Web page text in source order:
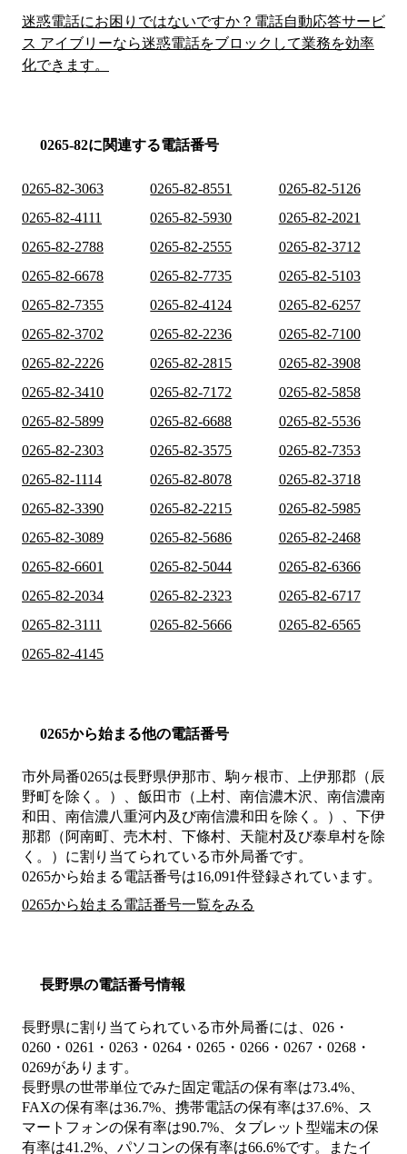
迷惑電話にお困りではないですか？電話自動応答サービ
ス アイブリーなら迷惑電話をブロックして業務を効率
化できます。
0265-82に関連する電話番号
0265-82-3063 0265-82-8551
0265-82-5126
0265-82-4111
0265-82-5930
0265-82-2021
0265-82-2788
0265-82-2555
0265-82-3712
0265-82-6678
0265-82-7735
0265-82-5103
0265-82-7355
0265-82-4124
0265-82-6257
0265-82-3702
0265-82-2236
0265-82-7100
0265-82-2226
0265-82-2815
0265-82-3908
0265-82-3410
0265-82-7172
0265-82-5858
0265-82-5899
0265-82-6688
0265-82-5536
0265-82-2303
0265-82-3575
0265-82-7353
0265-82-1114
0265-82-8078
0265-82-3718
0265-82-3390
0265-82-2215
0265-82-5985
0265-82-3089
0265-82-5686
0265-82-2468
0265-82-6601
0265-82-5044
0265-82-6366
0265-82-2034
0265-82-2323
0265-82-6717
0265-82-3111
0265-82-5666
0265-82-6565
0265-82-4145
0265から始まる他の電話番号
市外局番0265は長野県伊那市、駒ヶ根市、上伊那郡（辰
野町を除く。）、飯田市（上村、南信濃木沢、南信濃南
和田、南信濃八重河内及び南信濃和田を除く。）、下伊
那郡（阿南町、売木村、下條村、天龍村及び泰阜村を除
く。） に割り当てられている市外局番です。
0265から始まる電話番号は16,091件登録されています。
0265から始まる電話番号一覧をみる
長野県の電話番号情報
長野県に割り当てられている市外局番には、026・
0260・0261・0263・0264・0265・0266・0267・0268・
0269があります。
長野県の世帯単位でみた固定電話の保有率は73.4%、
FAXの保有率は36.7%、携帯電話の保有率は37.6%、ス
マートフォンの保有率は90.7%、タブレット型端末の保
有率は41.2%、パソコンの保有率は66.6%です。またイ